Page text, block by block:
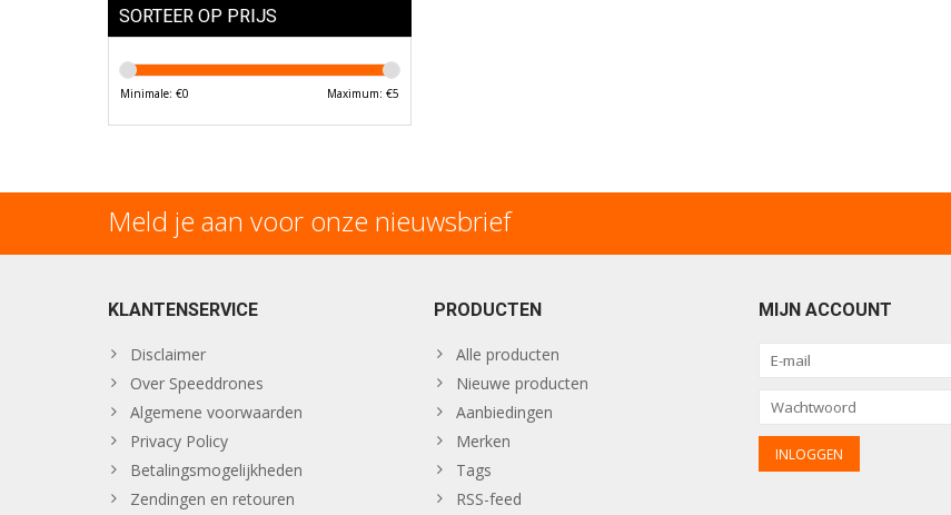
SORTEER OP PRIJS
Minimale: €0 Maximum: €5
Meld je aan voor onze nieuwsbrief
KLANTENSERVICE
Disclaimer
Over Speeddrones
Algemene voorwaarden
Privacy Policy
Betalingsmogelijkheden
Zendingen en retouren
PRODUCTEN
Alle producten
Nieuwe producten
Aanbiedingen
Merken
Tags
RSS-feed
MIJN ACCOUNT